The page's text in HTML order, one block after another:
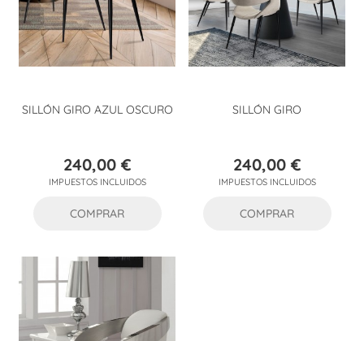
SILLÓN GIRO AZUL OSCURO
Precio
240,00 €
IMPUESTOS INCLUIDOS
COMPRAR
SILLÓN GIRO
Precio
240,00 €
IMPUESTOS INCLUIDOS
COMPRAR